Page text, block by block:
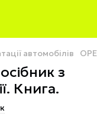
автомобілів
з
Книга.